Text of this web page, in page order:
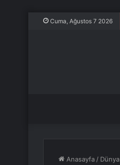
Cuma, Ağustos 7 2026
Anasayfa / Dünya